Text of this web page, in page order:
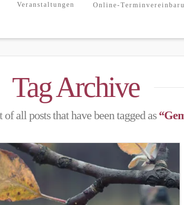
Veranstaltungen Online-
Tag Archive
all posts that have been tagged as